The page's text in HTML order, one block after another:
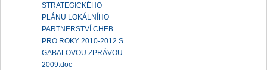
STRATEGICKÉHO
PLÁNU LOKÁLNÍHO
PARTNERSTVÍ CHEB
PRO ROKY 2010-2012 S
GABALOVOU ZPRÁVOU
2009.doc